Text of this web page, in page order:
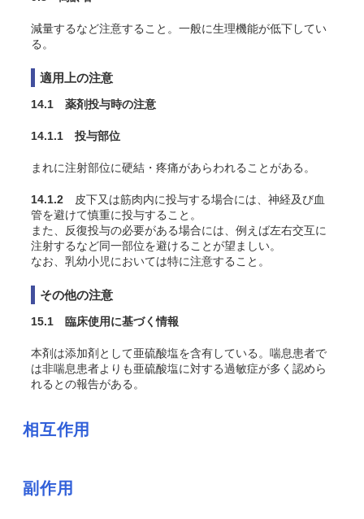
減量するなど注意すること。一般に生理機能が低下してい
る。
適用上の注意
14.1 薬剤投与時の注意
14.1.1 投与部位
まれに注射部位に硬結・疼痛があらわれることがある。
14.1.2 皮下又は筋肉内に投与する場合には、神経及び血
管を避けて慎重に投与すること。
また、反復投与の必要がある場合には、例えば左右交互に
注射するなど同一部位を避けることが望ましい。
なお、乳幼小児においては特に注意すること。
その他の注意
15.1 臨床使用に基づく情報
本剤は添加剤として亜硫酸塩を含有している。喘息患者で
は非喘息患者よりも亜硫酸塩に対する過敏症が多く認めら
れるとの報告がある。
相互作用
副作用